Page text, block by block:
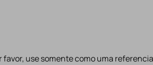
use somente como uma